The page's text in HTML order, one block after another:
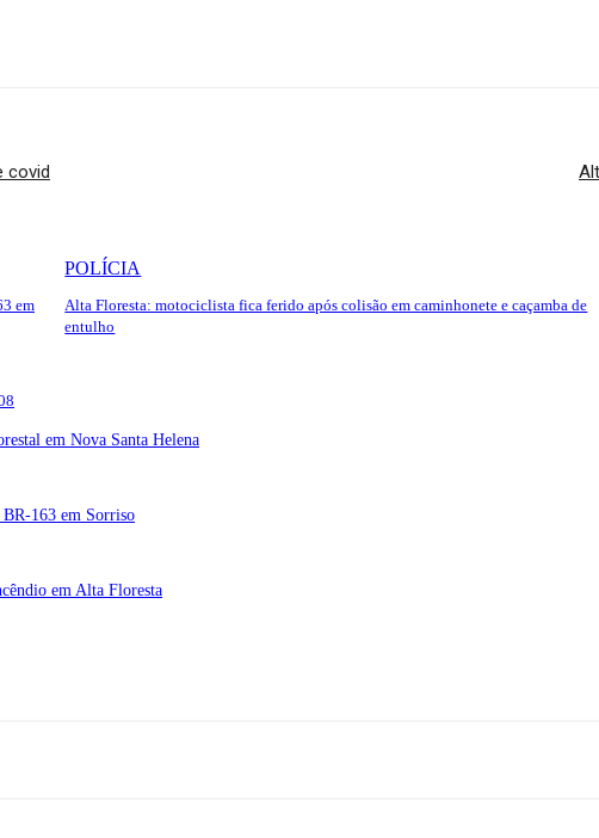
covid
em
POLÍCIA
Alta Floresta: motociclista fica ferido após colisão em caminhonete e caçamba de
entulho
em Nova Santa Helena
163 em Sorriso
em Alta Floresta